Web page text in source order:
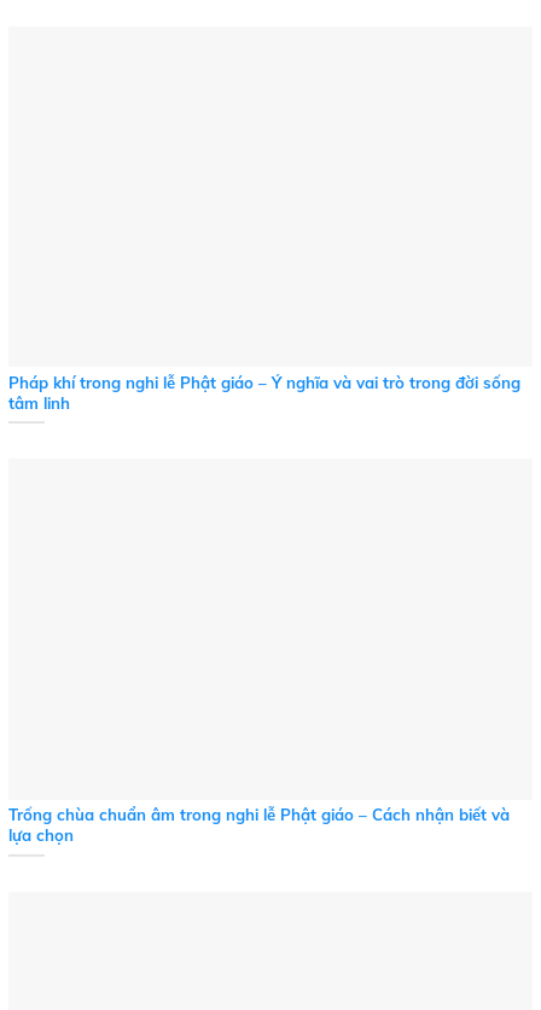
Pháp khí trong nghi lễ Phật giáo – Ý nghĩa và vai trò trong đời sống
tâm linh
Trống chùa chuẩn âm trong nghi lễ Phật giáo – Cách nhận biết và
lựa chọn